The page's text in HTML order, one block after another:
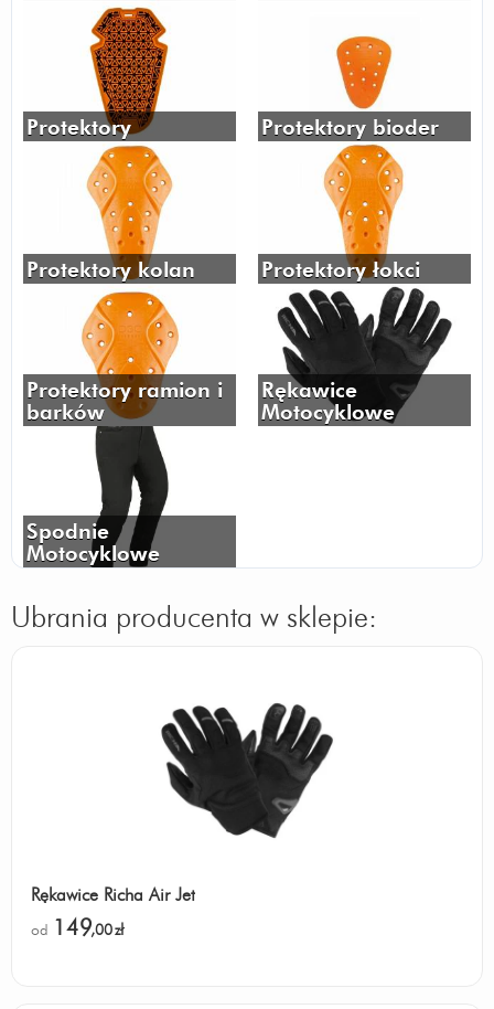
Protektory Protektory bioder
Protektory kolan Protektory łokci
Protektory ramion i
barków
Rękawice
Motocyklowe
Spodnie
Motocyklowe
Ubrania producenta w sklepie:
Rękawice Richa Air Jet
od 149,00zł